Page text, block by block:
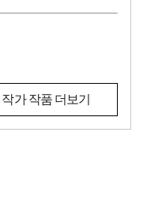
작가 작품 더보기